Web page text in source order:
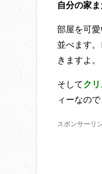
自分の家
部屋を可
並べます
きますよ。
そしてク
ィーなの
スポンサーリ